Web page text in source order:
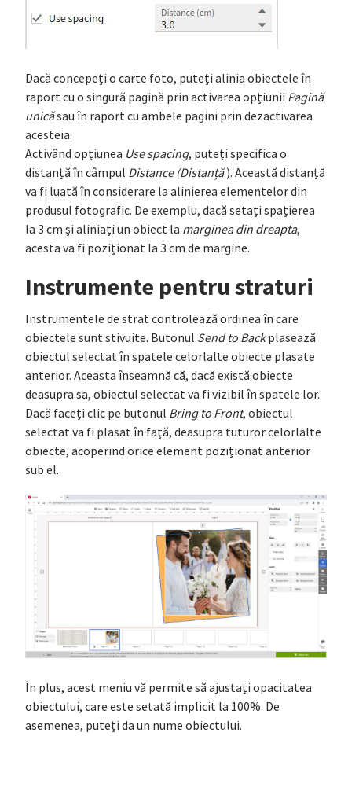
Dacă concepeți o carte foto, puteți alinia obiectele în
raport cu o singură pagină prin activarea opțiunii Pagină
unicăsau în raport cu ambele pagini prin dezactivarea
acesteia.
Activând opțiunea Use spacing, puteți specifica o
distanță în câmpul Distance (Distanță). Această distanță
va fi luată în considerare la alinierea elementelor din
produsul fotografic. De exemplu, dacă setați spațierea
la 3 cm și aliniați un obiect la marginea din dreapta,
acesta va fi poziționat la 3 cm de margine.
Instrumente pentru straturi
Instrumentele de strat controlează ordinea în care
obiectele sunt stivuite. Butonul Send to Backplasează
obiectul selectat în spatele celorlalte obiecte plasate
anterior. Aceasta înseamnă că, dacă există obiecte
deasupra sa, obiectul selectat va fi vizibil în spatele lor.
Dacă faceți clic pe butonul Bring to Front, obiectul
selectat va fi plasat în față, deasupra tuturor celorlalte
obiecte, acoperind orice element poziționat anterior
sub el.
În plus, acest meniu vă permite să ajustați opacitatea
obiectului, care este setată implicit la 100%. De
asemenea, puteți da un nume obiectului.